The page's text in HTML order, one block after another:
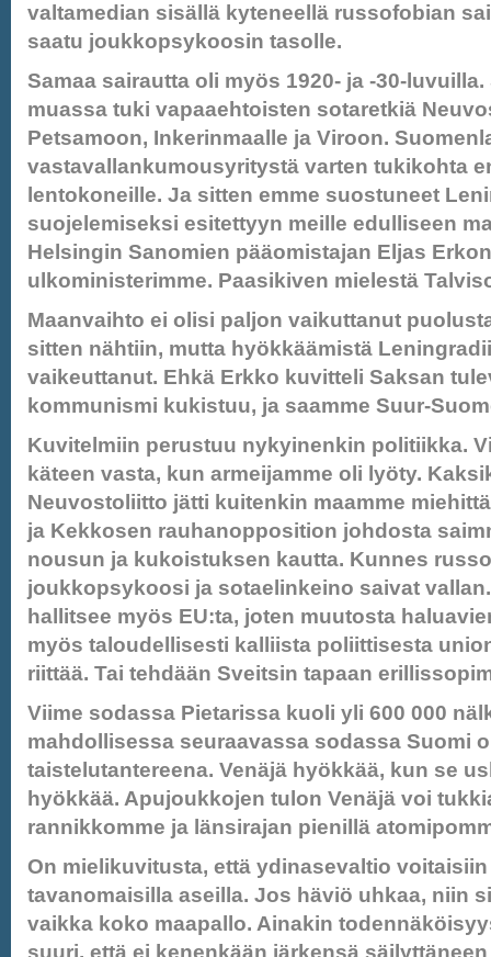
valtamedian sisällä kyteneellä russofobian
saatu joukkopsykoosin tasolle.
Samaa sairautta oli myös 1920- ja -30-
muassa tuki vapaaehtoisten sotaretkiä
Petsamoon, Inkerinmaalle ja Viroon.
vastavallankumousyritystä varten tukikohta
lentokoneille. Ja sitten emme suostuneet
suojelemiseksi esitettyyn meille edulliseen
Helsingin Sanomien pääomistajan Eljas
ulkoministerimme. Paasikiven mielestä
Maanvaihto ei olisi paljon vaikuttanut
sitten nähtiin, mutta hyökkäämistä
vaikeuttanut. Ehkä Erkko kuvitteli Saksan
kommunismi kukistuu, ja saamme Suur-
Kuvitelmiin perustuu nykyinenkin politiikka.
käteen vasta, kun armeijamme oli lyöty.
Neuvostoliitto jätti kuitenkin maamme
ja Kekkosen rauhanopposition johdosta
nousun ja kukoistuksen kautta. Kunnes
joukkopsykoosi ja sotaelinkeino saivat
hallitsee myös EU:ta, joten muutosta
myös taloudellisesti kalliista poliittisesta
riittää. Tai tehdään Sveitsin tapaan
Viime sodassa Pietarissa kuoli yli 600 000
mahdollisessa seuraavassa sodassa Suomi
taistelutantereena. Venäjä hyökkää, kun se
hyökkää. Apujoukkojen tulon Venäjä voi
rannikkomme ja länsirajan pienillä
On mielikuvitusta, että ydinasevaltio
tavanomaisilla aseilla. Jos häviö uhkaa, niin
vaikka koko maapallo. Ainakin
suuri, että ei kenenkään järkensä